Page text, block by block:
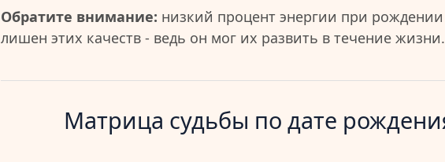
Обратите внимание: низкий процент энергии при рождении
лишен этих качеств - ведь он мог их развить в течение жизни.
Матрица судьбы по дате